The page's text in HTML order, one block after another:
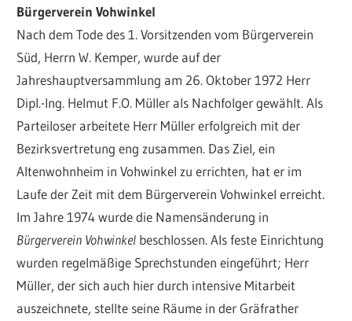
Bürgerverein Vohwinkel
Nach dem Tode des 1. Vorsitzenden vom Bürgerverein
Süd, Herrn W. Kemper, wurde auf der
Jahreshauptversammlung am 26. Oktober 1972 Herr
Dipl.-Ing. Helmut F.O. Müller als Nachfolger gewählt. Als
Parteiloser arbeitete Herr Müller erfolgreich mit der
Bezirksvertretung eng zusammen. Das Ziel, ein
Altenwohnheim in Vohwinkel zu errichten, hat er im
Laufe der Zeit mit dem Bürgerverein Vohwinkel erreicht.
Im Jahre 1974 wurde die Namensänderung in
Bürgerverein Vohwinkel beschlossen. Als feste Einrichtung
wurden regelmäßige Sprechstunden eingeführt; Herr
Müller, der sich auch hier durch intensive Mitarbeit
auszeichnete, stellte seine Räume in der Gräfrather